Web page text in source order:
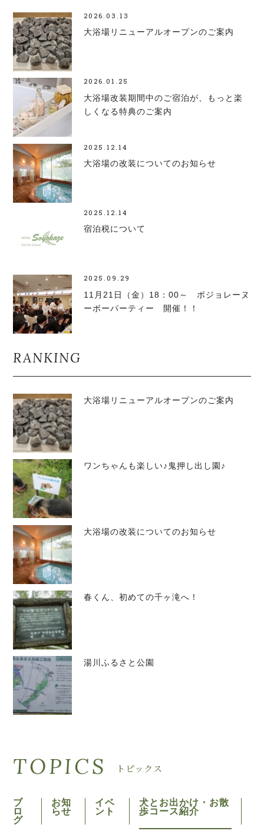
2026.03.13
大浴場リニューアルオープンのご案内
2026.01.25
大浴場改装期間中のご宿泊が、もっと楽
しくなる特典のご案内
2025.12.14
大浴場の改装についてのお知らせ
2025.12.14
宿泊税について
2025.09.29
11月21日（金）18：00～ ボジョレーヌ
ーボーパーティー 開催！！
RANKING
大浴場リニューアルオープンのご案内
ワンちゃんも楽しい♪鬼押し出し園♪
大浴場の改装についてのお知らせ
春くん、初めての千ヶ滝へ！
湯川ふるさと公園
TOPICS トピックス
ブ
ロ
グ
お知
らせ
イベ
ント
犬とお出かけ・お散
歩コース紹介